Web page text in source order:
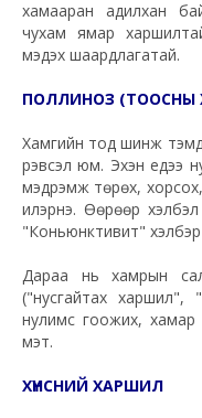
хамааран адилхан
чухам ямар
мэдэх шаардлагатай.
ПОЛЛИНОЗ (ТООСНЫ
Хамгийн тод шинж
үрэвсэл юм. Эхэн үедээ
мэдрэмж төрөх,
илэрнэ. Өөрөөр хэлбэл
"Коньюнктивит"
Дараа нь хамрын
("нусгайтах харшил",
нулимс гоожих, хамар
мэт.
ХҮНСНИЙ ХАРШИЛ